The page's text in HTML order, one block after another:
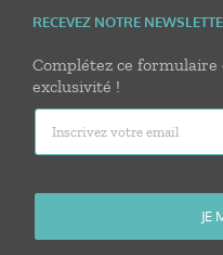
RECEVEZ NOTRE
Complétez ce formulaire
exclusivité !